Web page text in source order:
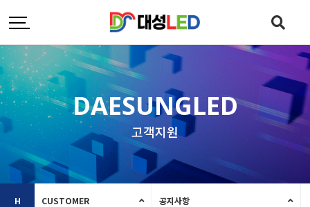
DAESUNGLED
고객지원
H CUSTOMER 공지사항